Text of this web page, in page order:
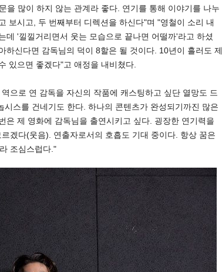
을 많이 하지 않는 관계라 좋다. 연기를 통해 이야기를 나누
보시고, 두 번째부터 디렉션을 하신다"며 "영철이 소리 내
데 '낄낄거리면서 웃는 모습으로 끝나면 어떨까'라고 하셨
하신다면 감독님의 덕이 8할은 될 것이다. 10년이 흘러도 제
있으면 좋겠다"고 애정을 내비쳤다.
으로 연 감독을 자신의 작품에 캐스팅하고 싶단 열망도 드
스를 건네기도 한다. 하나의 콘텐츠가 완성되기까진 많은
은 제 영화에 감독님을 출연시키고 싶다. 굉장한 연기력을
겠다(웃음). 연출자로서의 호흡도 기대 중이다. 항상 꿈은
조심스럽다."